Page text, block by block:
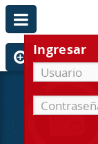
Ingresar